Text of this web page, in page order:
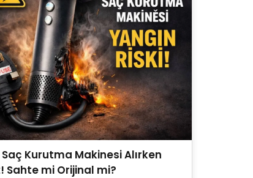
Kurutma Makinesi Alırken
Sahte mi Orijinal mi?